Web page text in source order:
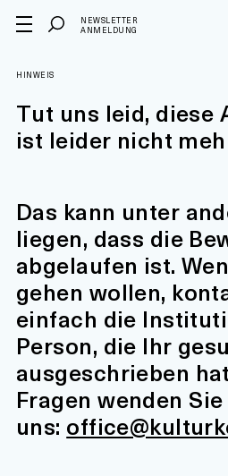
NEWSLETTER
ANMELDUNG
HINWEIS
Tut uns leid, diese
ist leider nicht
Das kann unter
liegen, dass die
abgelaufen ist.
gehen wollen,
einfach die
Person, die Ihr
ausgeschrieben
Fragen wenden
uns: